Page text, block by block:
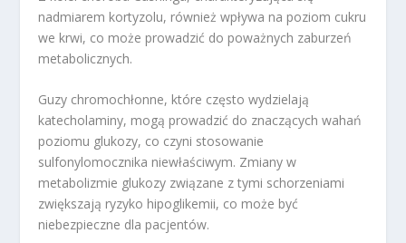
nadmiarem kortyzolu, również wpływa na poziom cukru
we krwi, co może prowadzić do poważnych zaburzeń
metabolicznych.
Guzy chromochłonne, które często wydzielają
katecholaminy, mogą prowadzić do znaczących wahań
poziomu glukozy, co czyni stosowanie
sulfonylomocznika niewłaściwym. Zmiany w
metabolizmie glukozy związane z tymi schorzeniami
zwiększają ryzyko hipoglikemii, co może być
niebezpieczne dla pacjentów.